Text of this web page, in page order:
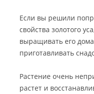
Если вы решили
свойства золотого
выращивать его
приготавливать
Растение очень
растет и